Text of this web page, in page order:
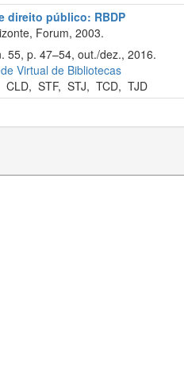
direito público: RBDP
Forum, 2003.
55, p. 47–54, out./dez., 2016.
Virtual de Bibliotecas
CLD, STF, STJ, TCD, TJD